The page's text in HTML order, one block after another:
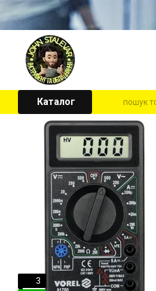
Перейти к основному контенту
Каталог
3